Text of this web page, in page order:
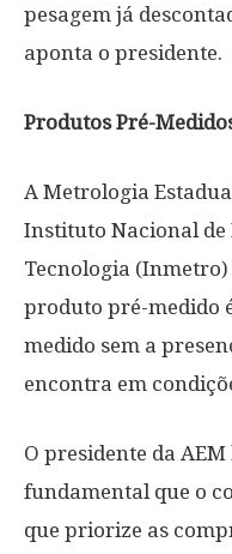
pesagem já
aponta o presidente.
Produtos Pré-
A Metrologia
Instituto Nacional de
Tecnologia
produto pré-medido
medido sem a
encontra em
O presidente da
fundamental que o
que priorize as